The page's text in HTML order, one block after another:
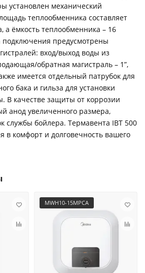
установлен механический
теплообменника составляет
а ёмкость теплообменника – 16
подключения предусмотрены
вход/выход воды из
обратная магистраль – 1”,
имеется отдельный патрубок для
бака и гильза для установки
В качестве защиты от коррозии
анод увеличенного размера,
службы бойлера. Термавента IBT 500
в комфорт и долговечность вашего
MWH10-15MPCA